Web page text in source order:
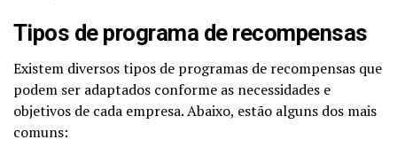
Tipos de programa de recompensas
Existem diversos tipos de programas de recompensas que
podem ser adaptados conforme as necessidades e
objetivos de cada empresa. Abaixo, estão alguns dos mais
comuns: